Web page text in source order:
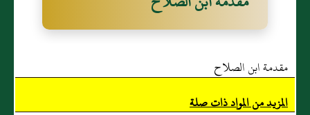
مقدمة ابن الصلاح
المزيد من المواد ذات صلة